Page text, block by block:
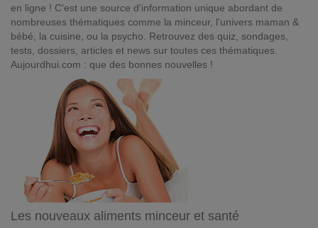
en ligne ! C'est une source d'information unique abordant de
nombreuses thématiques comme la minceur, l'univers maman &
bébé, la cuisine, ou la psycho. Retrouvez des quiz, sondages,
tests, dossiers, articles et news sur toutes ces thématiques.
Aujourdhui.com : que des bonnes nouvelles !
Les nouveaux aliments minceur et santé